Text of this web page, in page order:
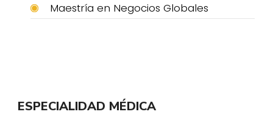
Maestría en Negocios Globales
ESPECIALIDAD MÉDICA